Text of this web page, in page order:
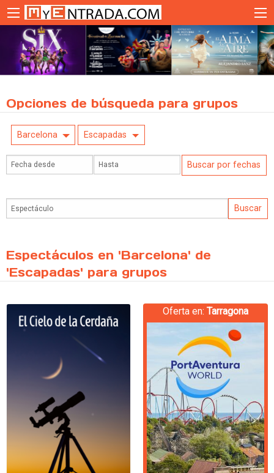
Opciones de búsqueda para grupos
Barcelona Escapadas
Espectáculos en 'Barcelona' de
'Escapadas' para grupos
Oferta en: Tarragona